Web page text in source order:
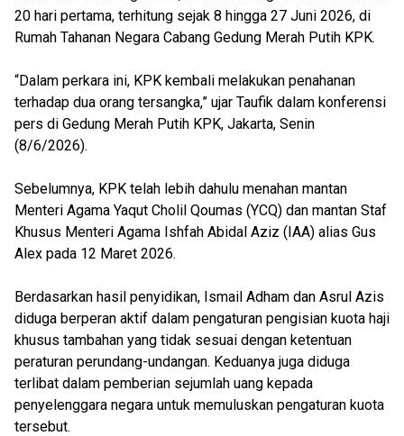
20 hari pertama, terhitung sejak 8 hingga 27 Juni 2026, di
Rumah Tahanan Negara Cabang Gedung Merah Putih KPK.
“Dalam perkara ini, KPK kembali melakukan penahanan
terhadap dua orang tersangka,” ujar Taufik dalam konferensi
pers di Gedung Merah Putih KPK, Jakarta, Senin
(8/6/2026).
Sebelumnya, KPK telah lebih dahulu menahan mantan
Menteri Agama Yaqut Cholil Qoumas (YCQ) dan mantan Staf
Khusus Menteri Agama Ishfah Abidal Aziz (IAA) alias Gus
Alex pada 12 Maret 2026.
Berdasarkan hasil penyidikan, Ismail Adham dan Asrul Azis
diduga berperan aktif dalam pengaturan pengisian kuota haji
khusus tambahan yang tidak sesuai dengan ketentuan
peraturan perundang-undangan. Keduanya juga diduga
terlibat dalam pemberian sejumlah uang kepada
penyelenggara negara untuk memuluskan pengaturan kuota
tersebut.